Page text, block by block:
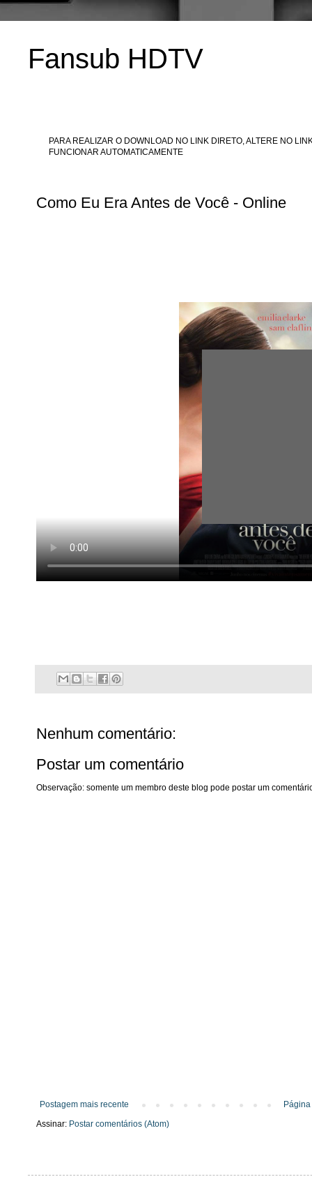
Fansub HDTV
PARA REALIZAR O DOWNLOAD NO LINK DIRETO, ALTERE NO
FUNCIONAR AUTOMATICAMENTE
Como Eu Era Antes de Você - Online
Nenhum comentário:
Postar um comentário
Observação: somente um membro deste blog pode postar um
Postagem mais recente
Assinar: Postar comentários (Atom)